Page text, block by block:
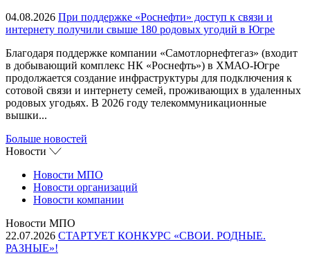
04.08.2026 При поддержке «Роснефти» доступ к связи и
интернету получили свыше 180 родовых угодий в Югре
Благодаря поддержке компании «Самотлорнефтегаз» (входит
в добывающий комплекс НК «Роснефть») в ХМАО-Югре
продолжается создание инфраструктуры для подключения к
сотовой связи и интернету семей, проживающих в удаленных
родовых угодьях. В 2026 году телекоммуникационные
вышки...
Больше новостей
Новости
Новости МПО
Новости организаций
Новости компании
Новости МПО
22.07.2026 СТАРТУЕТ КОНКУРС «СВОИ. РОДНЫЕ.
РАЗНЫЕ»!